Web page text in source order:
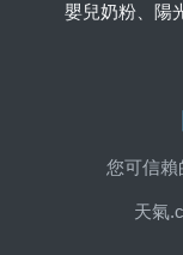
您可信賴
天氣
嬰兒奶粉、陽